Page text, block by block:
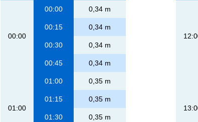
00:00
00:00 0,34 m
00:15 0,34 m
00:30 0,34 m
00:45 0,34 m
01:00
01:00 0,35 m
01:15 0,35 m
01:30 0,35 m